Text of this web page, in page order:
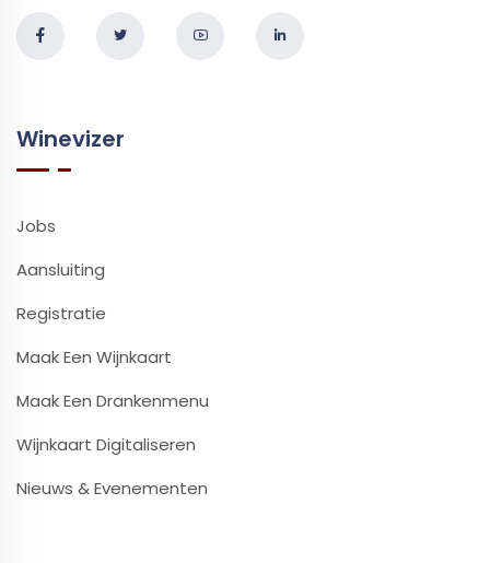
Winevizer
Jobs
Aansluiting
Registratie
Maak Een Wijnkaart
Maak Een Drankenmenu
Wijnkaart Digitaliseren
Nieuws & Evenementen